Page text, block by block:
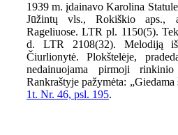
1939 m. įdainavo Karolina
Jūžintų vls., Rokiškio aps.,
Rageliuose. LTR pl. 1150(5).
d. LTR 2108(32). Melodiją iš
Čiurlionytė. Plokštelėje,
nedainuojama pirmoji
Rankraštyje pažymėta:
1t. Nr. 46, psl. 195.